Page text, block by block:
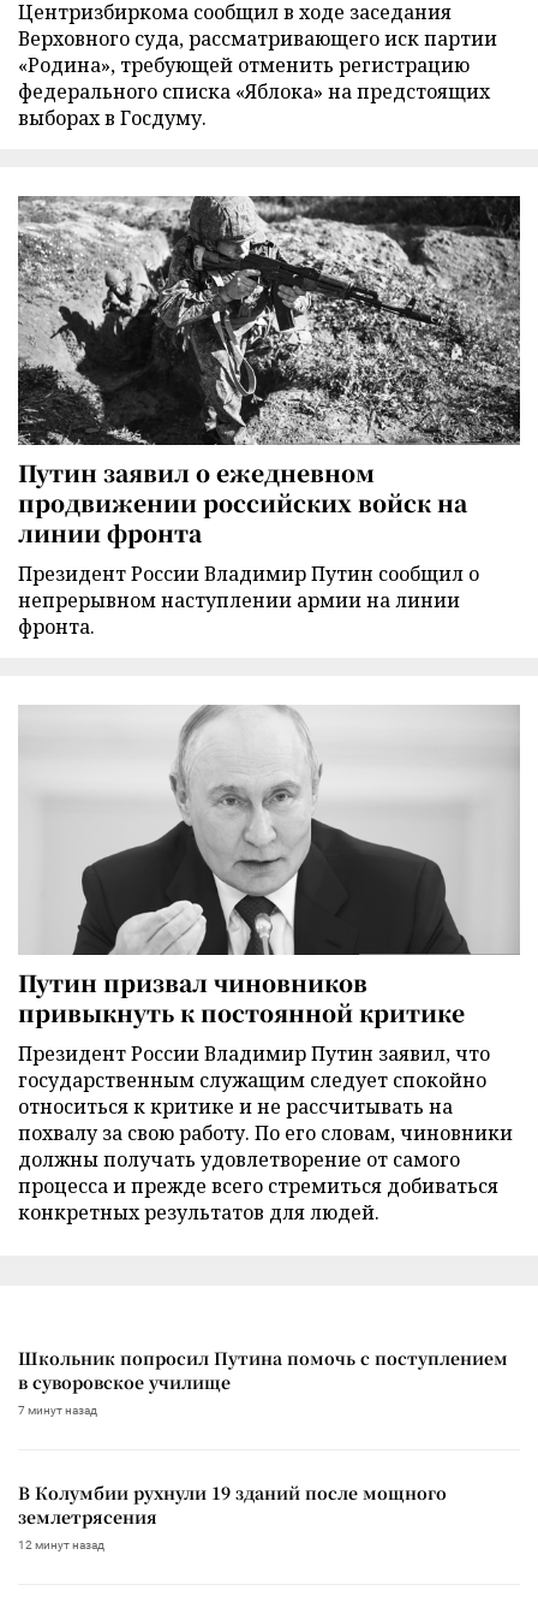
Центризбиркома сообщил в ходе заседания
Верховного суда, рассматривающего иск партии
«Родина», требующей отменить регистрацию
федерального списка «Яблока» на предстоящих
выборах в Госдуму.
Путин заявил о ежедневном
продвижении российских войск на
линии фронта
Президент России Владимир Путин сообщил о
непрерывном наступлении армии на линии
фронта.
Путин призвал чиновников
привыкнуть к постоянной критике
Президент России Владимир Путин заявил, что
государственным служащим следует спокойно
относиться к критике и не рассчитывать на
похвалу за свою работу. По его словам, чиновники
должны получать удовлетворение от самого
процесса и прежде всего стремиться добиваться
конкретных результатов для людей.
Школьник попросил Путина помочь с поступлением
в суворовское училище
7 минут назад
В Колумбии рухнули 19 зданий после мощного
землетрясения
12 минут назад